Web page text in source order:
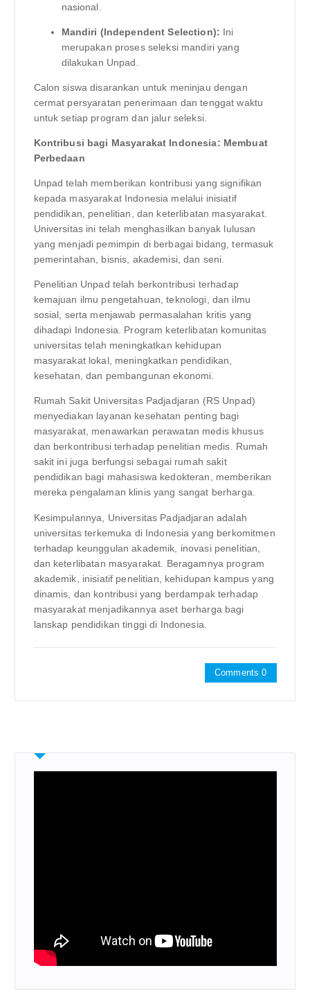
nasional.
Mandiri (Independent Selection): Ini
merupakan proses seleksi mandiri yang
dilakukan Unpad.
Calon siswa disarankan untuk meninjau dengan
cermat persyaratan penerimaan dan tenggat waktu
untuk setiap program dan jalur seleksi.
Kontribusi bagi Masyarakat Indonesia: Membuat
Perbedaan
Unpad telah memberikan kontribusi yang signifikan
kepada masyarakat Indonesia melalui inisiatif
pendidikan, penelitian, dan keterlibatan masyarakat.
Universitas ini telah menghasilkan banyak lulusan
yang menjadi pemimpin di berbagai bidang, termasuk
pemerintahan, bisnis, akademisi, dan seni.
Penelitian Unpad telah berkontribusi terhadap
kemajuan ilmu pengetahuan, teknologi, dan ilmu
sosial, serta menjawab permasalahan kritis yang
dihadapi Indonesia. Program keterlibatan komunitas
universitas telah meningkatkan kehidupan
masyarakat lokal, meningkatkan pendidikan,
kesehatan, dan pembangunan ekonomi.
Rumah Sakit Universitas Padjadjaran (RS Unpad)
menyediakan layanan kesehatan penting bagi
masyarakat, menawarkan perawatan medis khusus
dan berkontribusi terhadap penelitian medis. Rumah
sakit ini juga berfungsi sebagai rumah sakit
pendidikan bagi mahasiswa kedokteran, memberikan
mereka pengalaman klinis yang sangat berharga.
Kesimpulannya, Universitas Padjadjaran adalah
universitas terkemuka di Indonesia yang berkomitmen
terhadap keunggulan akademik, inovasi penelitian,
dan keterlibatan masyarakat. Beragamnya program
akademik, inisiatif penelitian, kehidupan kampus yang
dinamis, dan kontribusi yang berdampak terhadap
masyarakat menjadikannya aset berharga bagi
lanskap pendidikan tinggi di Indonesia.
Comments 0